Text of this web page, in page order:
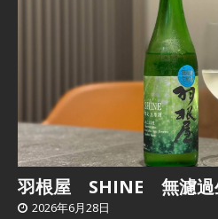
羽根屋 SHINE 無濾過
2026年6月28日